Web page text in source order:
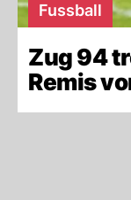
Fussball
Zug 94
Remis